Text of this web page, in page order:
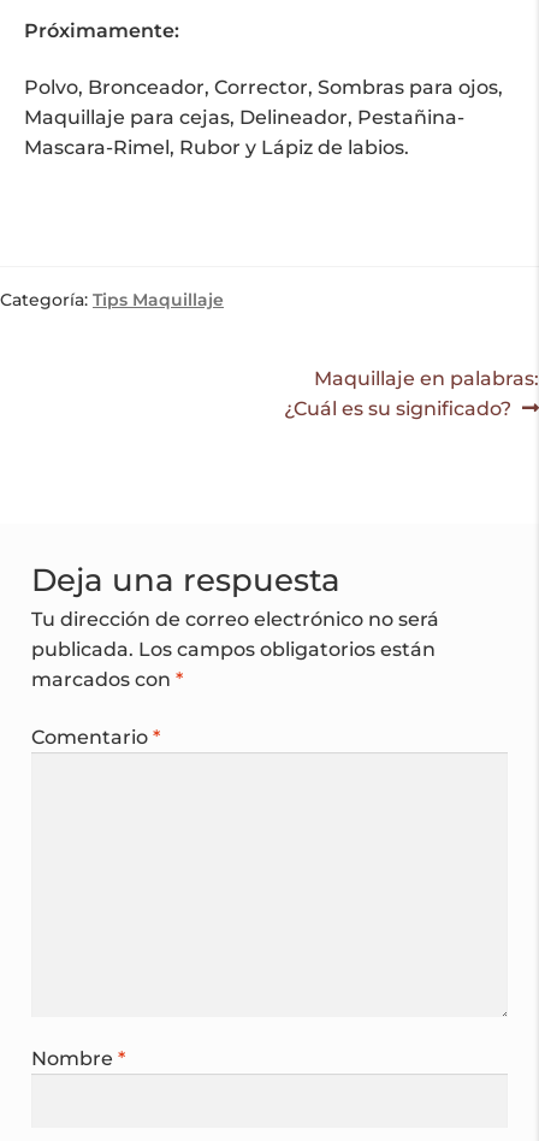
Próximamente:
Polvo, Bronceador, Corrector, Sombras para ojos,
Maquillaje para cejas, Delineador, Pestañina-
Mascara-Rimel, Rubor y Lápiz de labios.
Categoría: Tips Maquillaje
Siguiente:
Maquillaje en palabras:
¿Cuál es su significado?
Deja una respuesta
Tu dirección de correo electrónico no será
publicada. Los campos obligatorios están
marcados con *
Comentario *
Nombre *